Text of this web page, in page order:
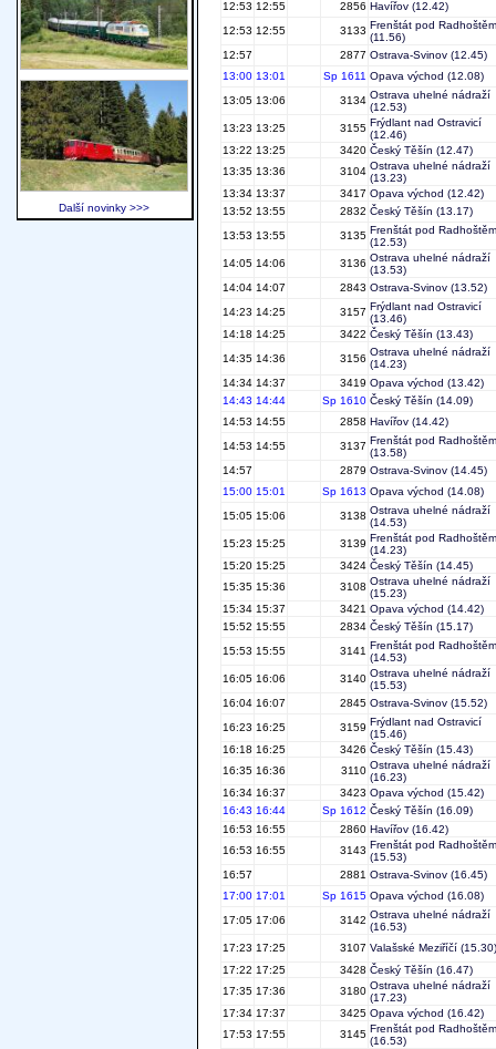
12:53 12:55 2856 Havířov (12.42)
12:53 12:55 3133 Frenštát pod Radhoštěm
(11.56)
12:57
2877 Ostrava-Svinov (12.45)
13:00 13:01 Sp 1611 Opava východ (12.08)
13:05 13:06 3134 Ostrava uhelné nádraží
(12.53)
13:23 13:25 3155 Frýdlant nad Ostravicí
(12.46)
13:22 13:25 3420 Český Těšín (12.47)
13:35 13:36 3104 Ostrava uhelné nádraží
(13.23)
13:34 13:37 3417 Opava východ (12.42)
13:52 13:55 2832 Český Těšín (13.17)
13:53 13:55 3135 Frenštát pod Radhoštěm
(12.53)
14:05 14:06 3136 Ostrava uhelné nádraží
(13.53)
14:04 14:07 2843 Ostrava-Svinov (13.52)
14:23 14:25 3157 Frýdlant nad Ostravicí
(13.46)
14:18 14:25 3422 Český Těšín (13.43)
14:35 14:36 3156
Ostrava uhelné nádraží
(14.23)
14:34 14:37 3419 Opava východ (13.42)
14:43 14:44 Sp 1610 Český Těšín (14.09)
14:53 14:55 2858 Havířov (14.42)
14:53 14:55 3137 Frenštát pod Radhoštěm
(13.58)
14:57
2879 Ostrava-Svinov (14.45)
15:00 15:01 Sp 1613 Opava východ (14.08)
15:05 15:06 3138 Ostrava uhelné nádraží
(14.53)
15:23 15:25 3139 Frenštát pod Radhoštěm
(14.23)
15:20 15:25 3424 Český Těšín (14.45)
15:35 15:36 3108 Ostrava uhelné nádraží
(15.23)
15:34 15:37 3421 Opava východ (14.42)
15:52 15:55 2834 Český Těšín (15.17)
15:53 15:55 3141 Frenštát pod Radhoštěm
(14.53)
16:05 16:06 3140 Ostrava uhelné nádraží
(15.53)
16:04 16:07 2845 Ostrava-Svinov (15.52)
16:23 16:25 3159 Frýdlant nad Ostravicí
(15.46)
16:18 16:25 3426 Český Těšín (15.43)
16:35 16:36 3110 Ostrava uhelné nádraží
(16.23)
16:34 16:37 3423 Opava východ (15.42)
16:43 16:44 Sp 1612 Český Těšín (16.09)
16:53 16:55 2860 Havířov (16.42)
16:53 16:55 3143 Frenštát pod Radhoštěm
(15.53)
16:57
2881 Ostrava-Svinov (16.45)
17:00 17:01 Sp 1615 Opava východ (16.08)
17:05 17:06 3142 Ostrava uhelné nádraží
(16.53)
17:23 17:25 3107 Valašské Meziříčí (15.30)
17:22 17:25 3428 Český Těšín (16.47)
17:35 17:36 3180 Ostrava uhelné nádraží
(17.23)
17:34 17:37 3425 Opava východ (16.42)
17:53 17:55 3145 Frenštát pod Radhoštěm
(16.53)
Další novinky >>>